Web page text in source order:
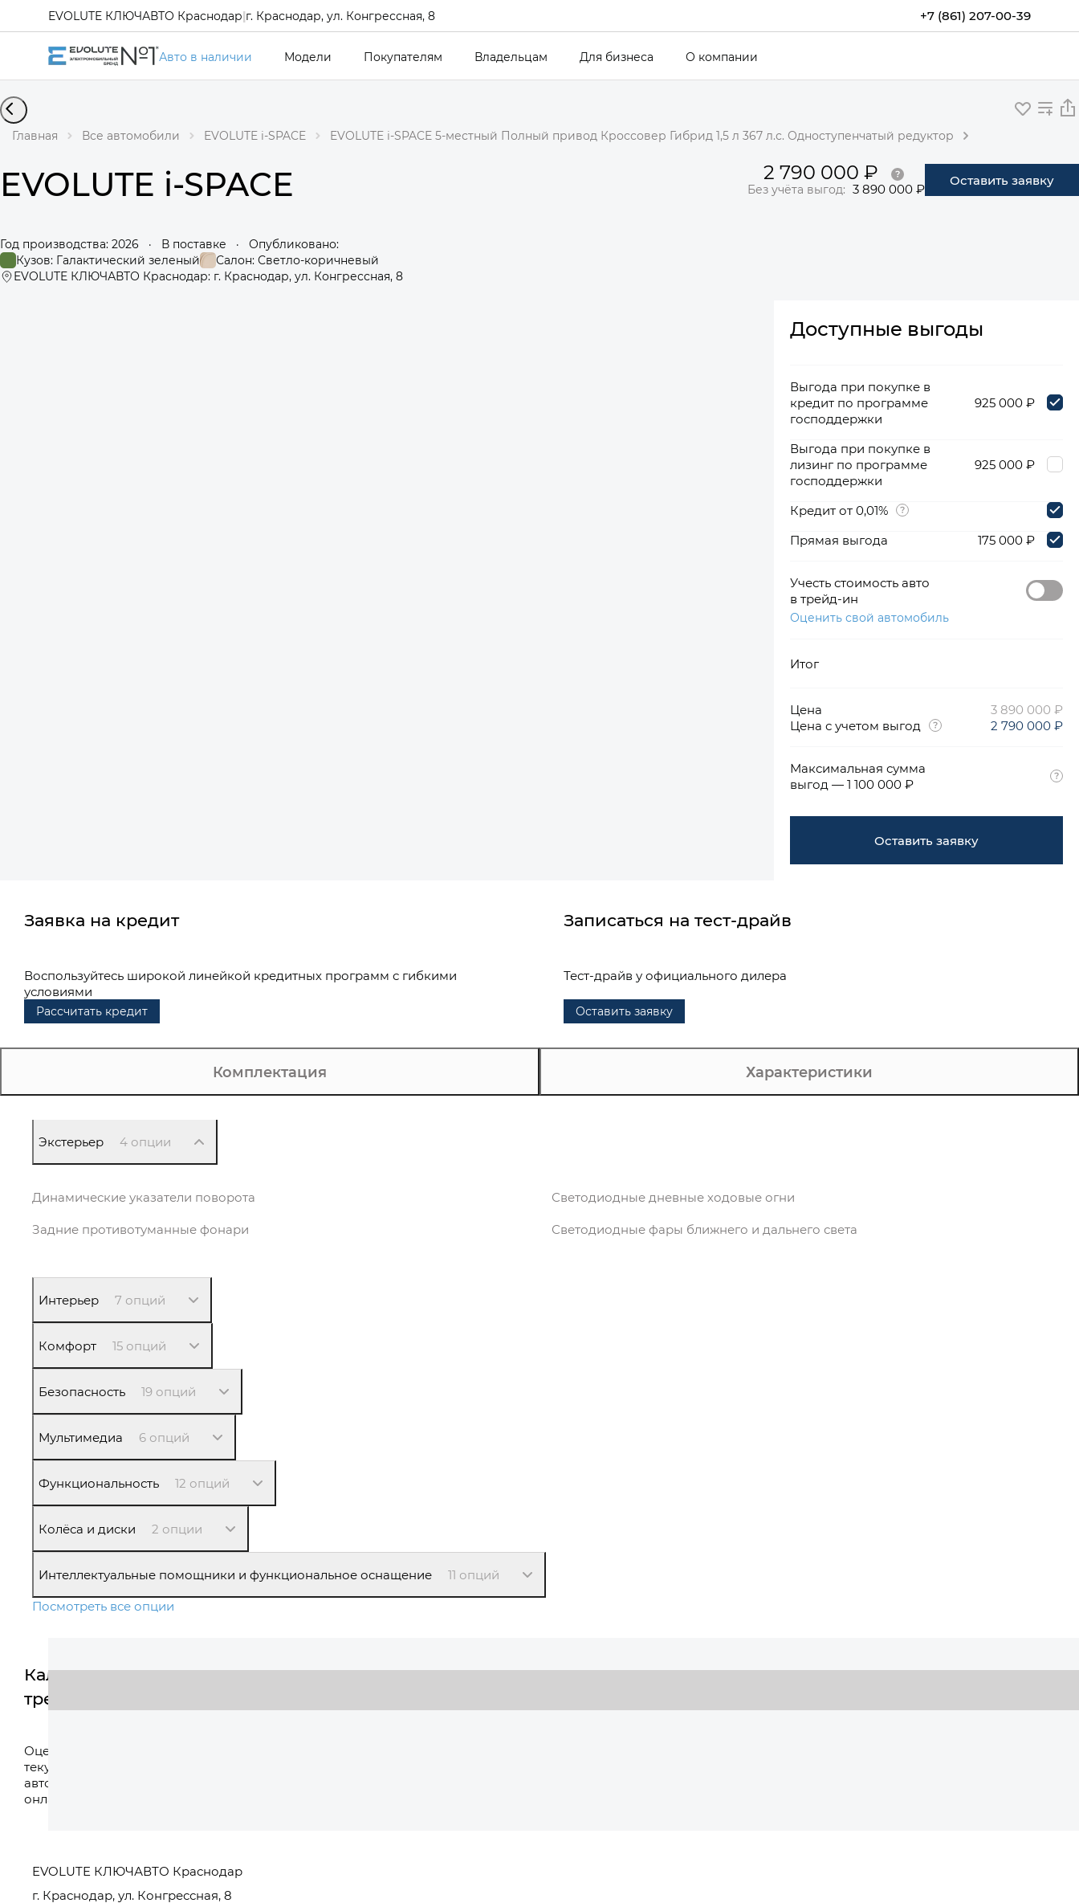
+7 (861) 207-00-39
EVOLUTE КЛЮЧАВТО Краснодар|г. Краснодар, ул. Конгрессная, 8
Авто в наличии Модели Покупателям Владельцам Для бизнеса О компании
Главная Все автомобили EVOLUTE i-SPACE EVOLUTE i-SPACE 5-местный Полный привод Кроссовер Гибрид 1,5 л 367 л.с. Одноступенчатый редуктор
EVOLUTE i-SPACE
Год производства: 2026 · В поставке ·
Опубликовано:
Кузов: Галактический зеленый
Салон: Светло-коричневый
EVOLUTE КЛЮЧАВТО Краснодар: г. Краснодар, ул. Конгрессная, 8
2 790 000 ₽
Без учёта выгод: 3 890 000 ₽
Оставить заявку
Доступные выгоды
Выгода при покупке в
кредит по программе
господдержки
925 000 ₽
Выгода при покупке в
лизинг по программе
господдержки
925 000 ₽
Кредит от 0,01%
Прямая выгода
175 000 ₽
Учесть стоимость авто
в трейд-ин
Оценить свой автомобиль
Итог
Цена
3 890 000 ₽
Цена с учетом выгод
2 790 000 ₽
Максимальная сумма
выгод — 1 100 000 ₽
Оставить заявку
Заявка на кредит
Воспользуйтесь широкой линейкой кредитных программ с гибкими
условиями
Рассчитать кредит
Записаться на тест-драйв
Тест-драйв у официального дилера
Оставить заявку
Комплектация Характеристики
Экстерьер 4 опции
Динамические указатели поворота
Задние противотуманные фонари
Светодиодные дневные ходовые огни
Светодиодные фары ближнего и дальнего света
Интерьер 7 опций
Комфорт 15 опций
Безопасность 19 опций
Мультимедиа 6 опций
Функциональность 12 опций
Колёса и диски 2 опции
Интеллектуальные помощники и функциональное оснащение
11 опций
Посмотреть все опции
Калькулятор
трейд-ин
Оцените свой
текущий
автомобиль
онлайн
EVOLUTE КЛЮЧАВТО Краснодар
г. Краснодар, ул. Конгрессная, 8